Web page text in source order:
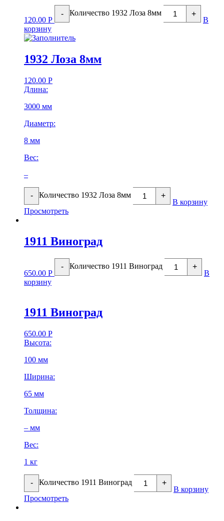
120.00 Р
- Количество 1932 Лоза 8мм +
В
корзину
1932 Лоза 8мм
120.00 Р
Длина:
3000 мм
Диаметр:
8 мм
Вес:
–
- Количество 1932 Лоза 8мм +
В корзину
Просмотреть
1911 Виноград
650.00 Р
- Количество 1911 Виноград +
В
корзину
1911 Виноград
650.00 Р
Высота:
100 мм
Ширина:
65 мм
Толщина:
– мм
Вес:
1 кг
- Количество 1911 Виноград +
В корзину
Просмотреть